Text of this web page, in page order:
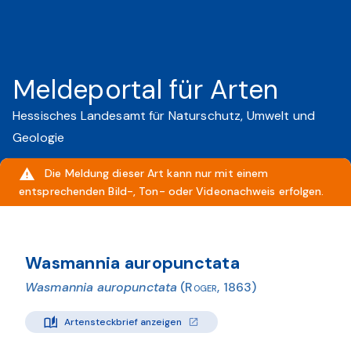
Meldeportal für Arten
Hessisches Landesamt für Naturschutz, Umwelt und
Geologie
Die Meldung dieser Art kann nur mit einem
entsprechenden Bild-, Ton- oder Videonachweis erfolgen.
Wasmannia auropunctata
Wasmannia auropunctata (Roger, 1863)
Artensteckbrief anzeigen